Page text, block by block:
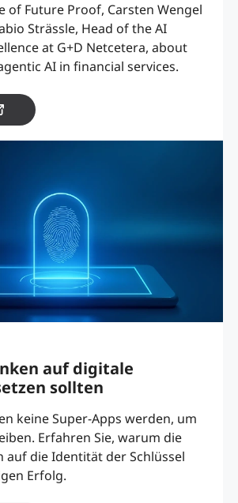
of Future Proof, Carsten Wengel
Strässle, Head of the AI
at G+D Netcetera, about
AI in financial services.
auf digitale
sollten
keine Super-Apps werden, um
Erfahren Sie, warum die
auf die Identität der Schlüssel
Erfolg.